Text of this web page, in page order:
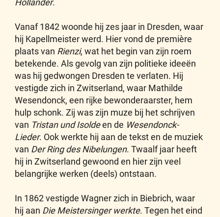
Holländer.
Vanaf 1842 woonde hij zes jaar in Dresden, waar
hij Kapellmeister werd. Hier vond de première
plaats van Rienzi, wat het begin van zijn roem
betekende. Als gevolg van zijn politieke ideeën
was hij gedwongen Dresden te verlaten. Hij
vestigde zich in Zwitserland, waar Mathilde
Wesendonck, een rijke bewonderaarster, hem
hulp schonk. Zij was zijn muze bij het schrijven
van Tristan und Isoldeen de Wesendonck-
Lieder. Ook werkte hij aan de tekst en de muziek
van Der Ring des Nibelungen. Twaalf jaar heeft
hij in Zwitserland gewoond en hier zijn veel
belangrijke werken (deels) ontstaan.
In 1862 vestigde Wagner zich in Biebrich, waar
hij aan Die Meistersinger werkte. Tegen het eind